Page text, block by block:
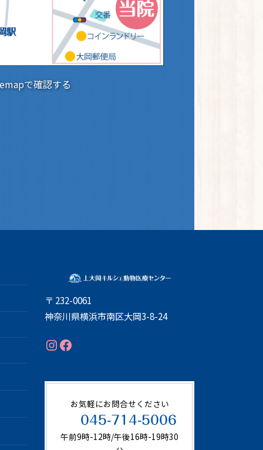
で確認する
〒 232-0061
神奈川県横浜市南区大岡3-8-24
Instagram
Facebook
お気軽にお問合せください
045-714-5006
午前9時-12時/午後16時-19時30